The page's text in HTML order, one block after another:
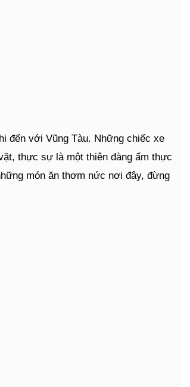
đến với Vũng Tàu. Những chiếc xe
thực sự là một thiên đàng ẩm thực
món ăn thơm nức nơi đây, đừng